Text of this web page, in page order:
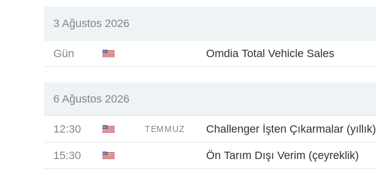
3 Ağustos 2026
Gün Omdia Total Vehicle Sales
6 Ağustos 2026
12:30 TEMMUZ Challenger İşten Çıkarmalar (yıllık)
15:30 Ön Tarım Dışı Verim (çeyreklik)